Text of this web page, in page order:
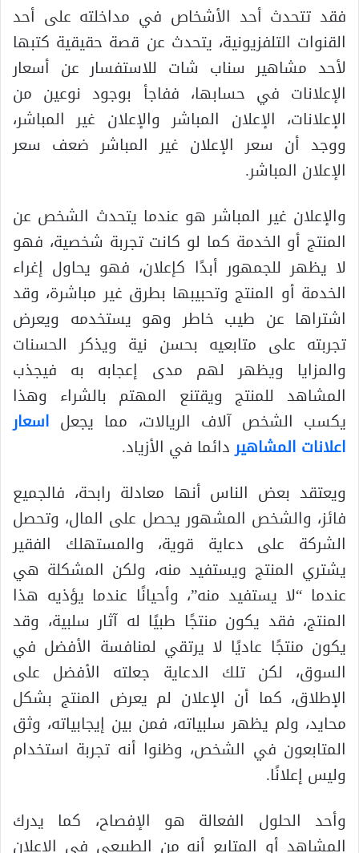
فقد تتحدث أحد الأشخاص في مداخلته على أحد
القنوات التلفزيونية، يتحدث عن قصة حقيقية كتبها
لأحد مشاهير سناب شات للاستفسار عن أسعار
الإعلانات في حسابها، ففاجأ بوجود نوعين من
الإعلانات، الإعلان المباشر والإعلان غير المباشر،
ووجد أن سعر الإعلان غير المباشر ضعف سعر
الإعلان المباشر.
والإعلان غير المباشر هو عندما يتحدث الشخص عن
المنتج أو الخدمة كما لو كانت تجربة شخصية، فهو
لا يظهر للجمهور أبدًا كإعلان، فهو يحاول إغراء
الخدمة أو المنتج وتحبيبها بطرق غير مباشرة، وقد
اشتراها عن طيب خاطر وهو يستخدمه ويعرض
تجربته على متابعيه بحسن نية ويذكر الحسنات
والمزايا ويظهر لهم مدى إعجابه به فيجذب
المشاهد للمنتج ويقتنع المهتم بالشراء وهذا
يكسب الشخص آلاف الريالات، مما يجعل اسعار
اعلانات المشاهيردائما في الأزياد.
ويعتقد بعض الناس أنها معادلة رابحة، فالجميع
فائز، والشخص المشهور يحصل على المال، وتحصل
الشركة على دعاية قوية، والمستهلك الفقير
يشتري المنتج ويستفيد منه، ولكن المشكلة هي
عندما “لا يستفيد منه”، وأحيانًا عندما يؤذيه هذا
المنتج، فقد يكون منتجًا طبيًا له آثار سلبية، وقد
يكون منتجًا عاديًا لا يرتقي لمنافسة الأفضل في
السوق، لكن تلك الدعاية جعلته الأفضل على
الإطلاق، كما أن الإعلان لم يعرض المنتج بشكل
محايد، ولم يظهر سلبياته، فمن بين إيجابياته، وثق
المتابعون في الشخص، وظنوا أنه تجربة استخدام
وليس إعلانًا.
وأحد الحلول الفعالة هو الإفصاح، كما يدرك
المشاهد أو المتابع أنه من الطبيعي في الإعلان